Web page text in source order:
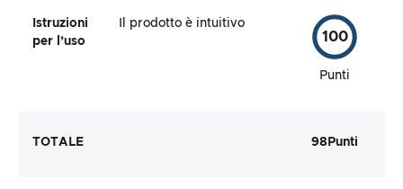
Istruzioni
per l’uso
Il prodotto è intuitivo
100
Punti
TOTALE 98 Punti